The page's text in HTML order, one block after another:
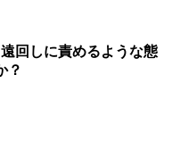
回しに責めるような態
？